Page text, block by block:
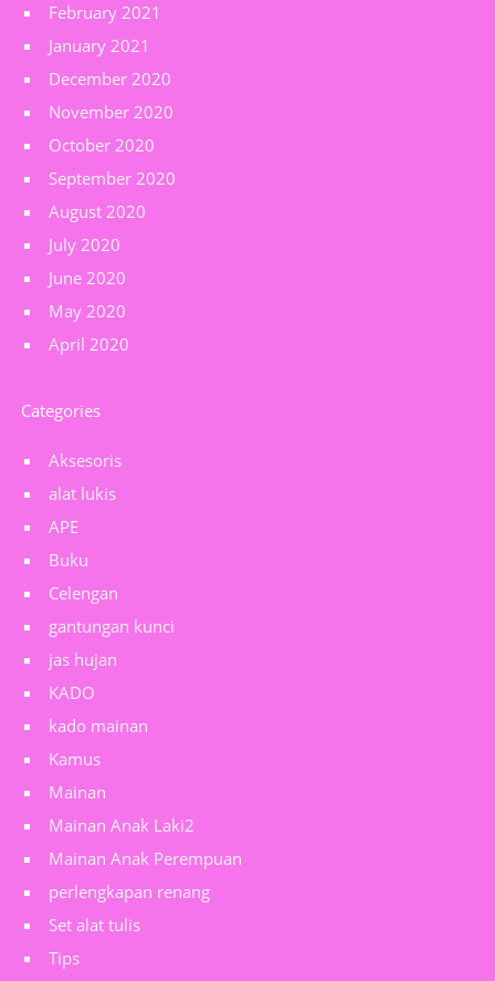
February 2021
January 2021
December 2020
November 2020
October 2020
September 2020
August 2020
July 2020
June 2020
May 2020
April 2020
Categories
Aksesoris
alat lukis
APE
Buku
Celengan
gantungan kunci
jas hujan
KADO
kado mainan
Kamus
Mainan
Mainan Anak Laki2
Mainan Anak Perempuan
perlengkapan renang
Set alat tulis
Tips